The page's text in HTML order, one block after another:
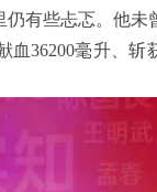
有些忐忑。他
血36200毫升、